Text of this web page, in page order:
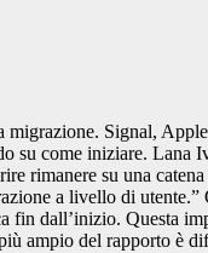
Signal,
su come iniziare. Lana
rimanere su una
a livello di
dall’inizio. Questa
ampio del rapporto è